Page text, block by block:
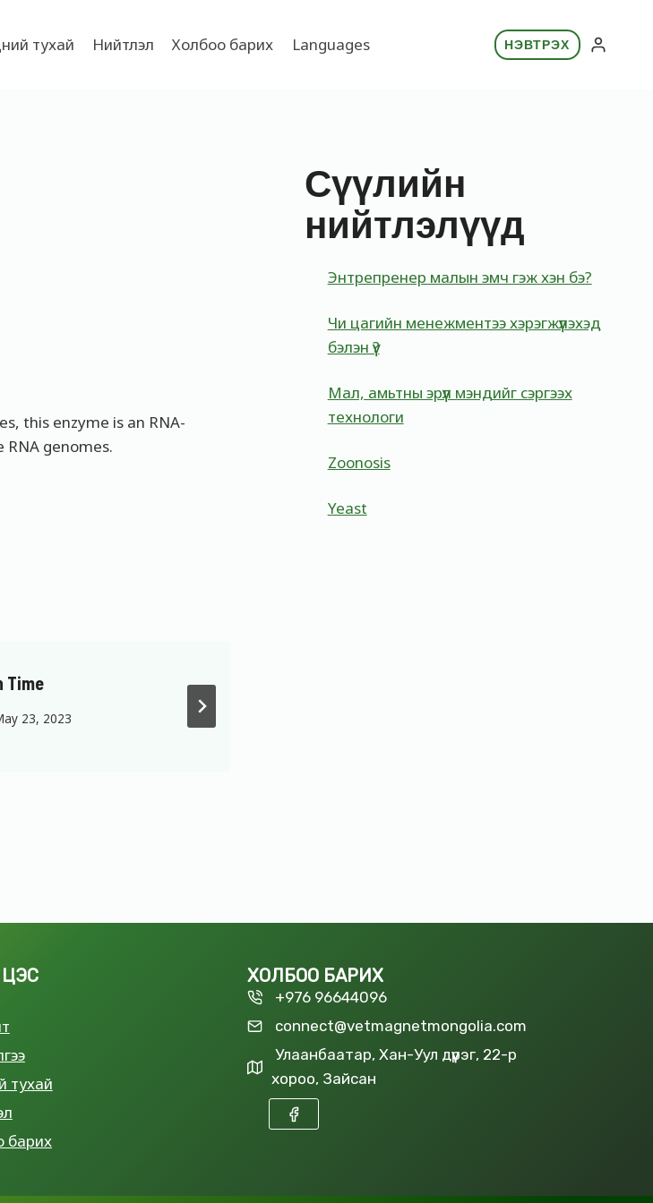
тухай Нийтлэл Холбоо барих Languages НЭВТРЭХ
this enzyme is an RNA-
genomes.
Time
23, 2023
Сүүлийн
нийтлэлүүд
Энтрепренер малын эмч гэж хэн бэ?
Чи цагийн менежментээ хэрэгжүүлэхэд
бэлэн үү?
Мал, амьтны эрүүл мэндийг сэргээх
технологи
Zoonosis
Yeast
тухай
барих
ХОЛБОО БАРИХ
+976 96644096
connect@vetmagnetmongolia.com
Улаанбаатар, Хан-Уул дүүрэг, 22-р
хороо, Зайсан